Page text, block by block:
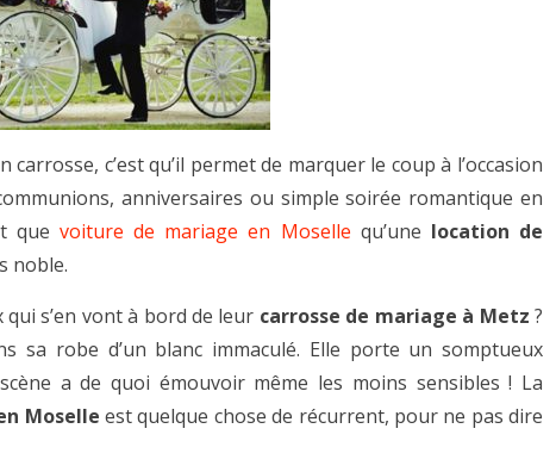
c’est qu’il permet de marquer le coup à l’occasion
anniversaires ou simple soirée romantique en
que voiture de mariage en Moselle qu’une location de
noble.
s’en vont à bord de leur carrosse de mariage à Metz ?
sa robe d’un blanc immaculé. Elle porte un somptueux
a de quoi émouvoir même les moins sensibles ! La
Moselle est quelque chose de récurrent, pour ne pas dire